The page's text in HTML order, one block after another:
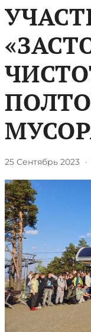
25 Сентябрь 2023 ·